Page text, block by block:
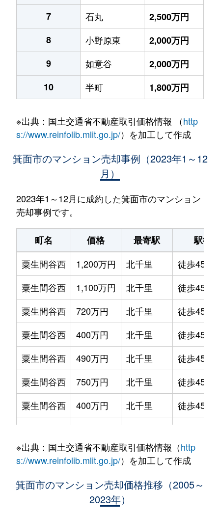
7
石丸
2,500万円
8
小野原東
2,000万円
9
如意谷
2,000万円
10
半町 1,800万円
※出典：国土交通省不動産取引価格情報 （http
s://www.reinfolib.mlit.go.jp/）を加工して作成
箕面市のマンション売却事例（2023年1～12
月）
2023年1～12月に成約した箕面市のマンション
売却事例です。
町名 価格 最寄駅
駅徒歩
粟生間谷西
1,200万円 北千里
徒歩45分
粟生間谷西
1,100万円 北千里
徒歩45分
粟生間谷西
720万円 北千里
徒歩45分
粟生間谷西
400万円 北千里
徒歩45分
粟生間谷西
490万円 北千里
徒歩45分
粟生間谷西
750万円 北千里
徒歩45分
粟生間谷西
400万円 北千里
徒歩45分
粟生間谷西
1,000万円 北千里
徒歩45分
470万円
※出典：国土交通省不動産取引価格情報（http
s://www.reinfolib.mlit.go.jp/）を加工して作成
箕面市のマンション売却価格推移（2005～
2023年）